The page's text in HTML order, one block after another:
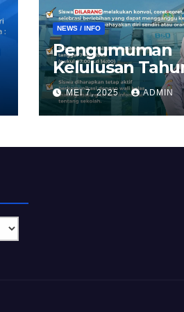
NEWS / INFO
Pengumuman
Kelulusan
Ajaran 2024/
MEI 7, 2025 ADMIN